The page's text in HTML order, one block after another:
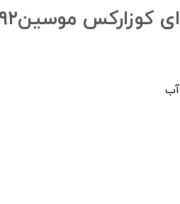
موسین۹۲درصد